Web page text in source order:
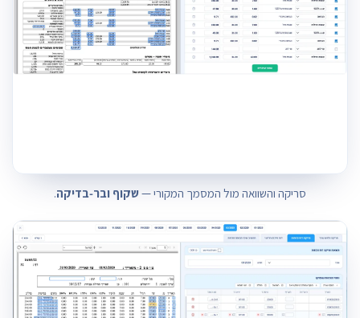
סריקה והשוואה מול המסמך המקורי —שקוף ובר‑בדיקה.